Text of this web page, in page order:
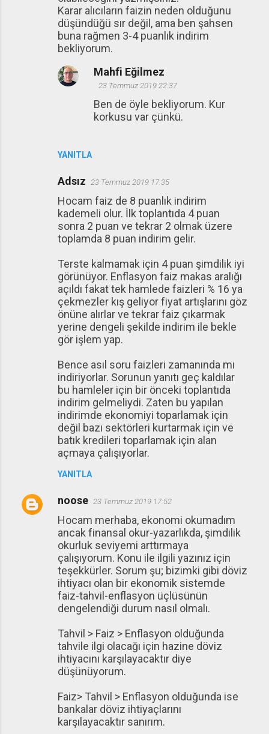
Karar alıcıların faizin neden olduğunu
düşündüğü sır değil, ama ben şahsen
buna rağmen 3-4 puanlık indirim
bekliyorum.
YANITLA
Mahfi Eğilmez
23 Temmuz 2019 22:37
Ben de öyle bekliyorum. Kur
korkusu var çünkü.
Adsız 23 Temmuz 2019 17:35
Hocam faiz de 8 puanlık indirim
kademeli olur. İlk toplantıda 4 puan
sonra 2 puan ve tekrar 2 olmak üzere
toplamda 8 puan indirim gelir.
Terste kalmamak için 4 puan şimdilik iyi
görünüyor. Enflasyon faiz makas aralığı
açıldı fakat tek hamlede faizleri % 16 ya
çekmezler kış geliyor fiyat artışlarını göz
önüne alırlar ve tekrar faiz çıkarmak
yerine dengeli şekilde indirim ile bekle
gör işlem yap.
Bence asıl soru faizleri zamanında mı
indiriyorlar. Sorunun yanıtı geç kaldılar
bu hamleler için bir önceki toplantıda
indirim gelmeliydi. Zaten bu yapılan
indirimde ekonomiyi toparlamak için
değil bazı sektörleri kurtarmak için ve
batık kredileri toparlamak için alan
açmaya çalışıyorlar.
YANITLA
noose 23 Temmuz 2019 17:52
Hocam merhaba, ekonomi okumadım
ancak finansal okur-yazarlıkda, şimdilik
okurluk seviyemi arttırmaya
çalışıyorum. Konu ile ilgili yazınız için
teşekkürler. Sorum şu; bizimki gibi döviz
ihtiyacı olan bir ekonomik sistemde
faiz-tahvil-enflasyon üçlüsünün
dengelendiği durum nasıl olmalı.
Tahvil > Faiz > Enflasyon olduğunda
tahvile ilgi olacağı için hazine döviz
ihtiyacını karşılayacaktır diye
düşünüyorum.
Faiz> Tahvil > Enflasyon olduğunda ise
bankalar döviz ihtiyaçlarını
karşılayacaktır sanırım.